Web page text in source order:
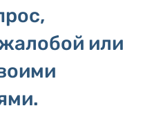
или